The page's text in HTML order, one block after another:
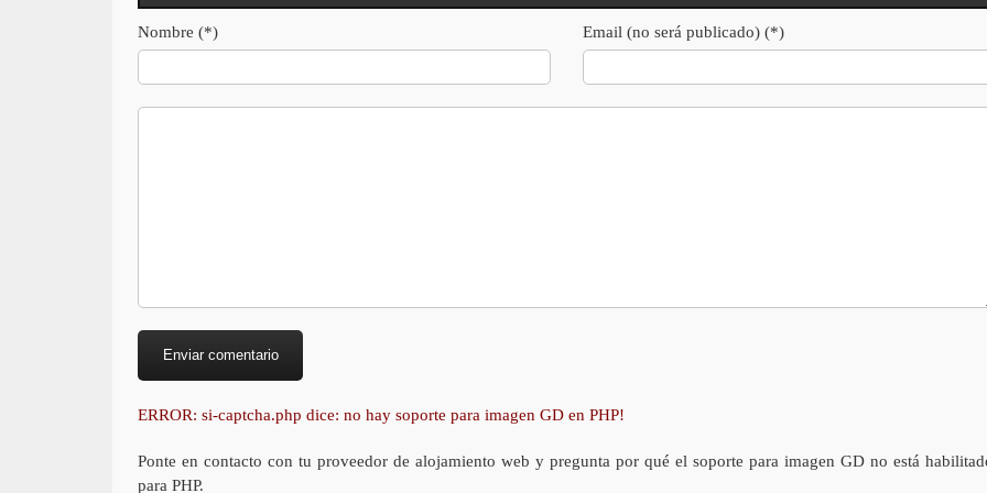
Nombre (*) Email (no será publicado) (*)
ERROR: si-captcha.php dice: no hay soporte para imagen GD en PHP!
Ponte en contacto con tu proveedor de alojamiento web y pregunta por qué el soporte para imagen GD no está
para PHP.